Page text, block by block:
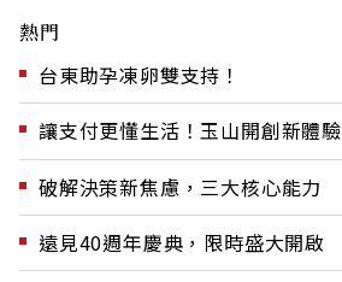
熱門
台東助孕凍卵雙支持！
讓支付更懂生活！玉山開創新體驗
破解決策新焦慮，三大核心能力
遠見40週年慶典，限時盛大開啟